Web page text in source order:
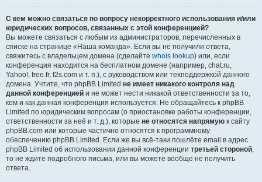
С кем можно связаться по вопросу некорректного использования и/или
юридических вопросов, связанных с этой конференцией?
Вы можете связаться с любым из администраторов, перечисленных в
списке на странице «Наша команда». Если вы не получили ответа,
свяжитесь с владельцем домена (сделайте whois lookup) или, если
конференция находится на бесплатном домене (например, chat.ru,
Yahoo!, free.fr, f2s.com и т. п.), с руководством или техподдержкой данного
домена. Учтите, что phpBB Limited не имеет никакого контроля над
данной конференцией и не может нести никакой ответственности за то,
кем и как данная конференция используется. Не обращайтесь к phpBB
Limited по юридическим вопросам (о приостановке работы конференции,
ответственности за неё и т. д.), которые не относятся напрямую к сайту
phpBB.com или которые частично относятся к программному
обеспечению phpBB Limited. Если же вы всё-таки пошлёте email в адрес
phpBB Limited об использовании данной конференции третьей стороной,
то не ждите подробного письма, или вы можете вообще не получить
ответа.